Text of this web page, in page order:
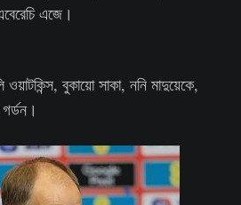
এজে।
বুকায়ো সাকা, ননি মাদুয়েকে,